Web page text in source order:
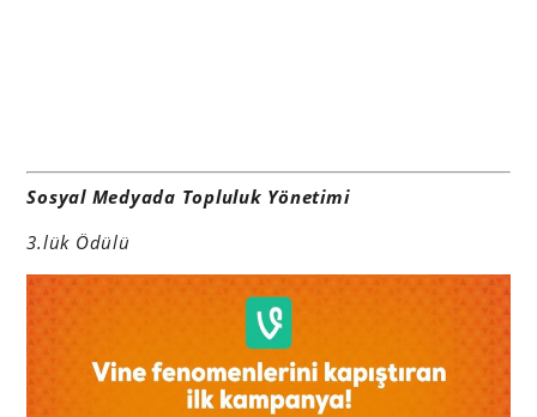
Sosyal Medyada Topluluk Yönetimi
3.lük Ödülü